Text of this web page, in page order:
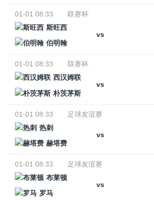
01-01 08:33
联赛杯
斯旺西
vs
伯明翰
01-01 08:33
联赛杯
西汉姆联
vs
朴茨茅斯
01-01 08:33
足球友谊赛
热刺
vs
赫塔费
01-01 08:33
足球友谊赛
布莱顿
vs
罗马